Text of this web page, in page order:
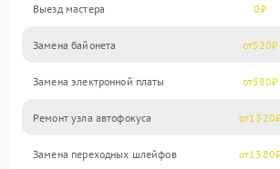
Выезд мастера 0
Замена байонета 520
Замена электронной платы 580
Ремонт узла автофокуса 1320
Замена переходных шлейфов 1380